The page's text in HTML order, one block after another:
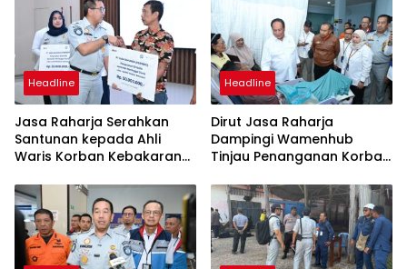
Headline
Jasa Raharja Serahkan
Santunan kepada Ahli
Waris Korban Kebakaran
Headline
Dirut Jasa Raharja
Dampingi Wamenhub
Tinjau Penanganan Korban
PHC Surabaya